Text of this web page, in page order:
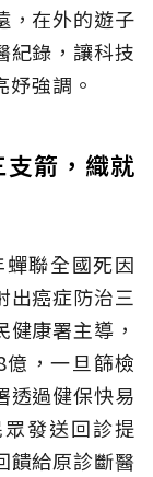
，在外的遊子
紀錄，讓科技
強調。
箭，織就
聯全國死因
出癌症防治三
康署主導，
，一旦篩檢
透過健保快易
發送回診提
饋給原診斷醫